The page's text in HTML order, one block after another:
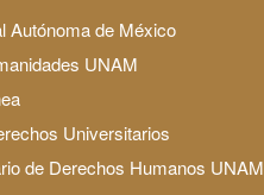
Autónoma de México
UNAM
Universitarios
de Derechos Humanos UNAM